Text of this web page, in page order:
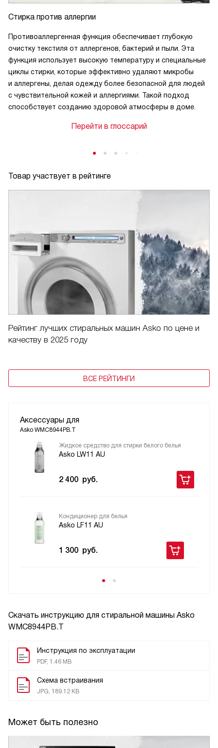
Скачать инструкцию для стиральной машины Asko
WMC8944PB.T
Инструкция по эксплуатации
PDF, 1.46 MB
Схема встраивания
JPG, 189.12 KB
Может быть полезно
Cтирка против аллергии
Противоаллергенная функция обеспечивает глубокую
очистку текстиля от аллергенов, бактерий и пыли. Эта
функция использует высокую температуру и специальные
циклы стирки, которые эффективно удаляют микробы
и аллергены, делая одежду более безопасной для людей
с чувствительной кожей и аллергиями. Такой подход
способствует созданию здоровой атмосферы в доме.
Перейти в глоссарий
Товар участвует в рейтинге
Рейтинг лучших стиральных машин Asko по цене и
качеству в 2025 году
ВСЕ РЕЙТИНГИ
Аксессуары для
Asko WMC8944PB.T
Жидкое средство для стирки белого белья
Asko LW11 AU
2 400 руб.
Кондиционер для белья
Asko LF11 AU
1 300 руб.